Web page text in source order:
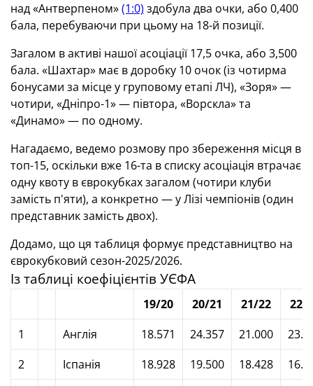
над «Антверпеном»(1:0) здобула два очки, або 0,400
бала, перебуваючи при цьому на 18-й позиції.
Загалом в активі нашої асоціації 17,5 очка, або 3,500
бала. «Шахтар» має в доробку 10 очок (із чотирма
бонусами за місце у груповому етапі ЛЧ), «Зоря» —
чотири, «Дніпро-1» — півтора, «Ворскла» та
«Динамо» — по одному.
Нагадаємо, ведемо розмову про збереження місця в
топ-15, оскільки вже 16-та в списку асоціація втрачає
одну квоту в єврокубках загалом (чотири клуби
замість п'яти), а конкретно — у Лізі чемпіонів (один
представник замість двох).
Додамо, що ця таблиця формує представництво на
єврокубковий сезон-2025/2026.
Із таблиці коефіцієнтів УЄФА
19/20 20/21 21/22
22/
1
Англія 18.571 24.357 21.000
2
Іспанія 18.928 19.500 18.428